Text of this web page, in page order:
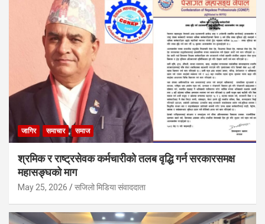
जागिर समाचार समाज
श्रमिक र राष्ट्रसेवक कर्मचारीको तलब वृद्धि गर्न सरकारसमक्ष
महासङ्घको माग
May 25, 2026 सजिलो मिडिया संवाददाता